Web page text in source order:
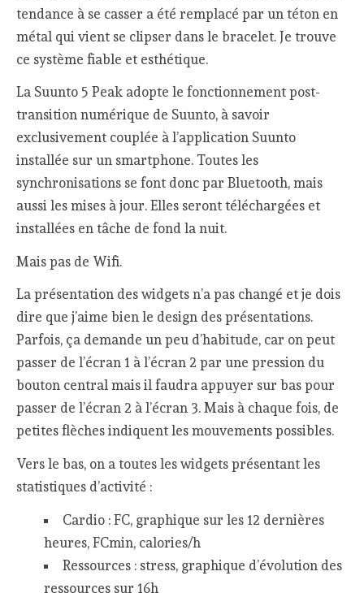
tendance à se casser a été remplacé par un téton en
métal qui vient se clipser dans le bracelet. Je trouve
ce système fiable et esthétique.
La Suunto 5 Peak adopte le fonctionnement post-
transition numérique de Suunto, à savoir
exclusivement couplée à l’application Suunto
installée sur un smartphone. Toutes les
synchronisations se font donc par Bluetooth, mais
aussi les mises à jour. Elles seront téléchargées et
installées en tâche de fond la nuit.
Mais pas de Wifi.
La présentation des widgets n’a pas changé et je dois
dire que j’aime bien le design des présentations.
Parfois, ça demande un peu d’habitude, car on peut
passer de l’écran 1 à l’écran 2 par une pression du
bouton central mais il faudra appuyer sur bas pour
passer de l’écran 2 à l’écran 3. Mais à chaque fois, de
petites flèches indiquent les mouvements possibles.
Vers le bas, on a toutes les widgets présentant les
statistiques d’activité :
Cardio : FC, graphique sur les 12 dernières
heures, FCmin, calories/h
Ressources : stress, graphique d’évolution des
ressources sur 16h